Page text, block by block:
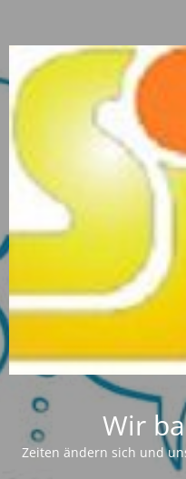
Wir
Zeiten ändern sich und